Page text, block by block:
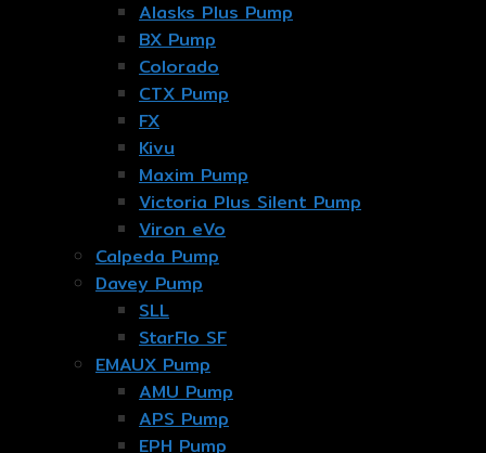
Alasks Plus Pump
BX Pump
Colorado
CTX Pump
FX
Kivu
Maxim Pump
Victoria Plus Silent Pump
Viron eVo
Calpeda Pump
Davey Pump
SLL
StarFlo SF
EMAUX Pump
AMU Pump
APS Pump
EPH Pump